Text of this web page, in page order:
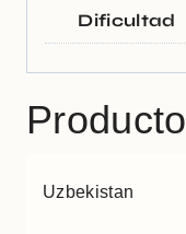
Dificultad
Uzbekistan